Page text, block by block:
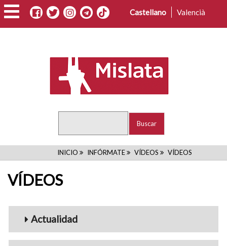
Pasar
al
contenido
Castellano Valencià
RUTA
INICIO INFÓRMATE VÍDEOS VÍDEOS
VÍDEOS
Menu_Videos
Actualidad